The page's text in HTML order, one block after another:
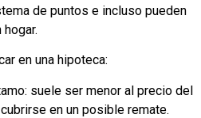
de puntos e incluso pueden
en una hipoteca:
suele ser menor al precio del
en un posible remate.